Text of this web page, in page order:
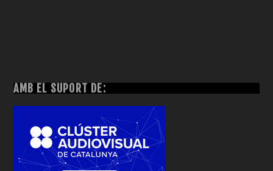
AMB EL SUPORT DE: